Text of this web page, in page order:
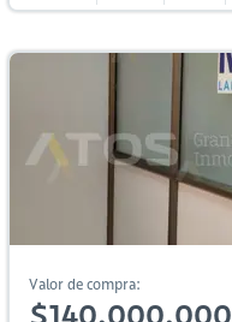
Valor de compra:
$140,000,000